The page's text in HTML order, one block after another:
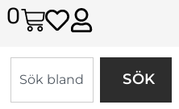
0
SÖK